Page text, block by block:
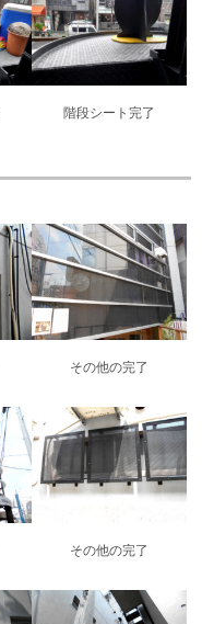
階段シート完了
その他の完了
その他の完了